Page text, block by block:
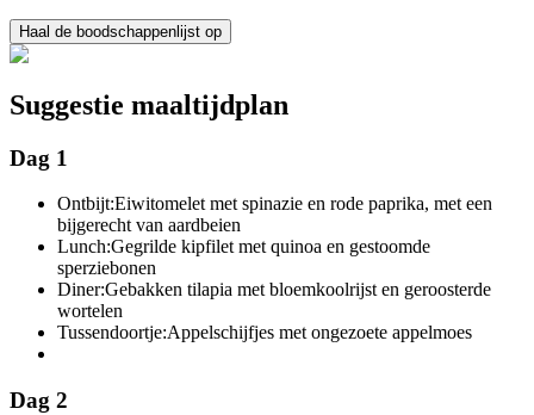
Haal de boodschappenlijst op
Suggestie maaltijdplan
Dag 1
Ontbijt:Eiwitomelet met spinazie en rode paprika, met een
bijgerecht van aardbeien
Lunch:Gegrilde kipfilet met quinoa en gestoomde
sperziebonen
Diner:Gebakken tilapia met bloemkoolrijst en geroosterde
wortelen
Tussendoortje:Appelschijfjes met ongezoete appelmoes
Dag 2